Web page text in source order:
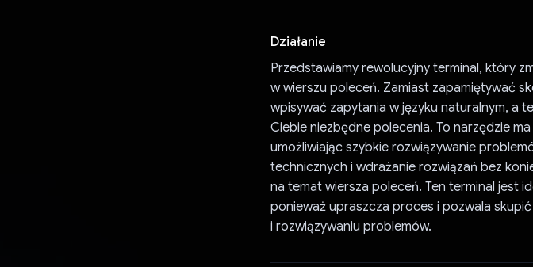
Działanie
Przedstawiamy rewolucyjny terminal, który
w wierszu poleceń. Zamiast zapamiętywać
wpisywać zapytania w języku naturalnym, a
Ciebie niezbędne polecenia. To narzędzie
umożliwiając szybkie rozwiązywanie
technicznych i wdrażanie rozwiązań bez
na temat wiersza poleceń. Ten terminal jest
ponieważ upraszcza proces i pozwala
i rozwiązywaniu problemów.